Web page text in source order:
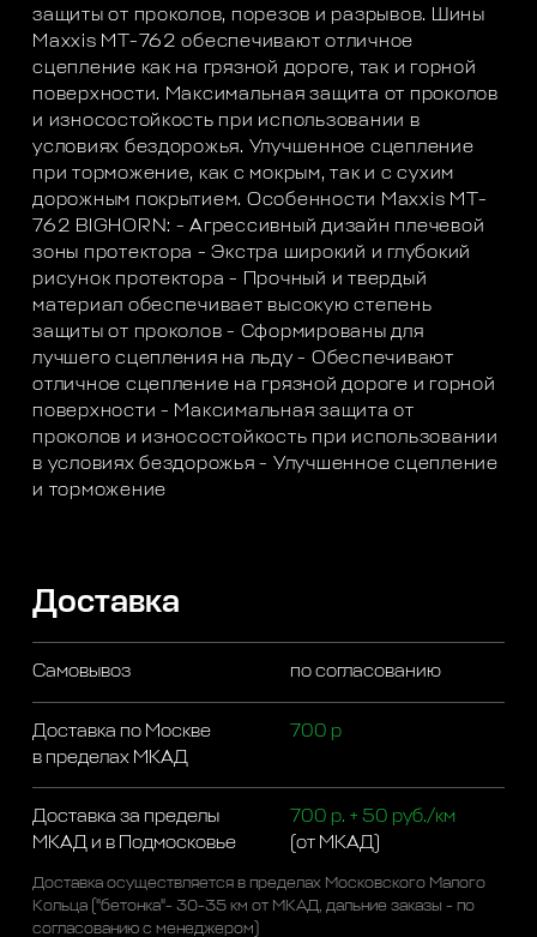
защиты от проколов, порезов и разрывов. Шины
Maxxis MT-762 обеспечивают отличное
сцепление как на грязной дороге, так и горной
поверхности. Максимальная защита от проколов
и износостойкость при использовании в
условиях бездорожья. Улучшенное сцепление
при торможение, как с мокрым, так и с сухим
дорожным покрытием. Особенности Maxxis MT-
762 BIGHORN: - Агрессивный дизайн плечевой
зоны протектора - Экстра широкий и глубокий
рисунок протектора - Прочный и твердый
материал обеспечивает высокую степень
защиты от проколов - Сформированы для
лучшего сцепления на льду - Обеспечивают
отличное сцепление на грязной дороге и горной
поверхности - Максимальная защита от
проколов и износостойкость при использовании
в условиях бездорожья - Улучшенное сцепление
и торможение
Доставка
Самовывоз по согласованию
Доставка по Москве
в пределах МКАД
700 р
Доставка за пределы
МКАД и в Подмосковье
700 р. + 50 руб./км
(от МКАД)
Доставка осуществляется в пределах Московского Малого
Кольца ("бетонка"- 30-35 км от МКАД, дальние заказы - по
согласованию с менеджером)